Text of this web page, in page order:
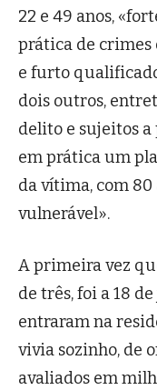
22 e 49 anos,
prática de crimes
e furto
dois outros,
delito e sujeitos
em prática um
da vítima, com 80
vulnerável».
A primeira vez
de três, foi a 18
entraram na
vivia sozinho, de
avaliados em